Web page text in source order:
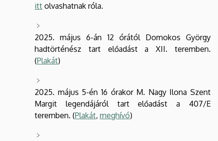
itt olvashatnak róla.
2025. május 6-án 12 órától Domokos György
hadtörténész tart előadást a XII. teremben.
(Plakát)
2025. május 5-én 16 órakor M. Nagy Ilona Szent
Margit legendájáról tart előadást a 407/E
teremben. (Plakát, meghívó)